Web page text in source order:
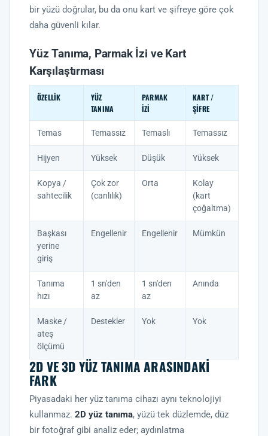
bir yüzü doğrular, bu da onu kart ve şifreye göre çok
daha güvenli kılar.
Yüz Tanıma, Parmak İzi ve Kart
Karşılaştırması
ÖZELLIK
YÜZ
TANIMA
PARMAK
İZI
KART /
ŞIFRE
Temas Temassız Temaslı Temassız
Hijyen Yüksek Düşük Yüksek
Kopya /
sahtecilik
Çok zor
(canlılık)
Orta
Kolay
(kart
çoğaltma)
Başkası
yerine
giriş
Engellenir Engellenir Mümkün
Tanıma
hızı
1 sn'den
az
1 sn'den
az
Anında
Maske /
ateş
ölçümü
Destekler Yok Yok
2D VE 3D YÜZ TANIMA ARASINDAKI
FARK
Piyasadaki her yüz tanıma cihazı aynı teknolojiyi
kullanmaz. 2D yüz tanıma, yüzü tek düzlemde, düz
bir fotoğraf gibi analiz eder; aydınlatma